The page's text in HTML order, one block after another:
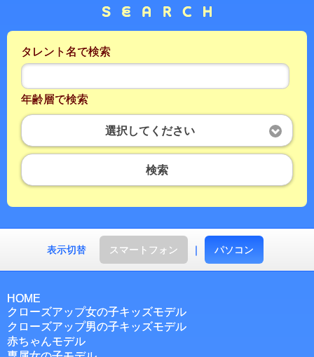
タレント名で検索
年齢層で検索
選択してください
検索
表示切替 スマートフォン ｜ パソコン
HOME
クローズアップ女の子キッズモデル
クローズアップ男の子キッズモデル
赤ちゃんモデル